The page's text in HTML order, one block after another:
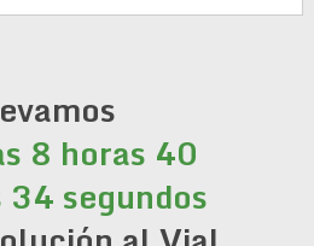
8 horas 40
segundos